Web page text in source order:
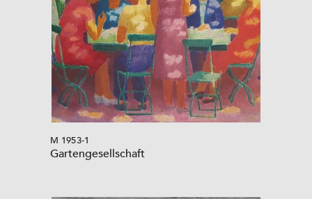
M 1953-1
Gartengesellschaft